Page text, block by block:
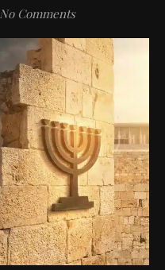
No Comments